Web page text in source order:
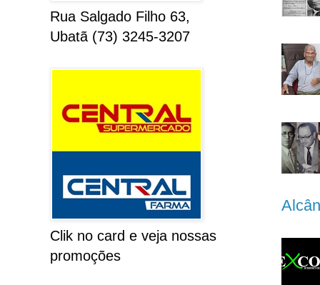
Rua Salgado Filho 63,
Ubatã (73) 3245-3207
Clik no card e veja nossas
promoções